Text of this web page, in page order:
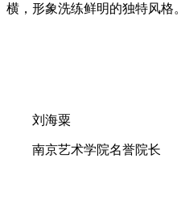
横，形象洗练鲜明的独特风格。
刘海粟
南京艺术学院名誉院长